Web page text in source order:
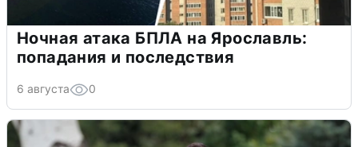
Ночная атака БПЛА на Ярославль:
попадания и последствия
6 августа 0